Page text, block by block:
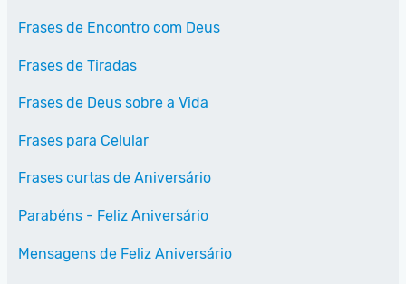
Frases de Encontro com Deus
Frases de Tiradas
Frases de Deus sobre a Vida
Frases para Celular
Frases curtas de Aniversário
Parabéns - Feliz Aniversário
Mensagens de Feliz Aniversário